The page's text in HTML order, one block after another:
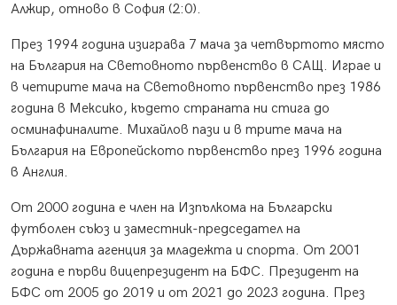
Алжир, отново в София (2:0).
През 1994 година изиграва 7 мача за четвъртото място
на България на Световното първенство в САЩ. Играе и
в четирите мача на Световното първенство през 1986
година в Мексико, където страната ни стига до
осминафиналите. Михайлов пази и в трите мача на
България на Европейското първенство през 1996 година
в Англия.
От 2000 година е член на Изпълкома на Български
футболен съюз и заместник-председател на
Държавната агенция за младежта и спорта. От 2001
година е първи вицепрезидент на БФС. Президент на
БФС от 2005 до 2019 и от 2021 до 2023 година. През